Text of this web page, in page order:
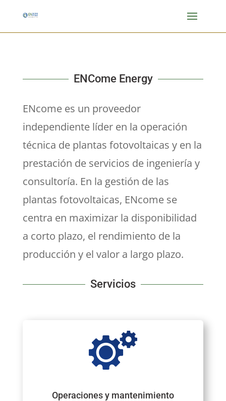
ENCome Energy
ENcome es un proveedor
independiente líder en la operación
técnica de plantas fotovoltaicas y en la
prestación de servicios de ingeniería y
consultoría. En la gestión de las
plantas fotovoltaicas, ENcome se
centra en maximizar la disponibilidad
a corto plazo, el rendimiento de la
producción y el valor a largo plazo.
Servicios
Operaciones y mantenimiento